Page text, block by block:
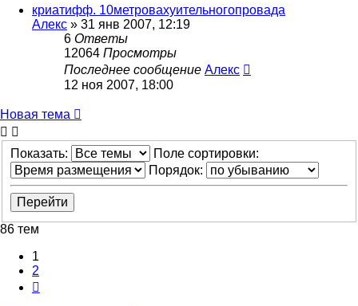
криатифф. 10метровахуительногопровада
Алекс » 31 янв 2007, 12:19
6 Ответы
12064 Просмотры
Последнее сообщение Алекс
12 ноя 2007, 18:00
Новая тема
Показать:
Поле сортировки:
Порядок:
86 тем
1
2